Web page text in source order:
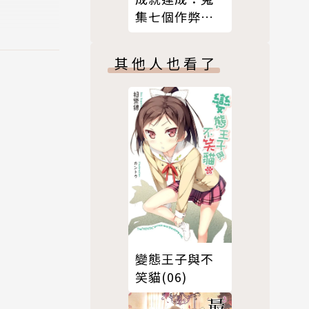
集七個作弊玩
其他人也看了
變態王子與不
笑貓(06)